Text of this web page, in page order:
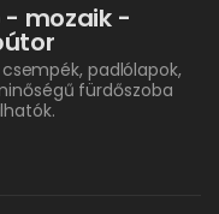
mozaik -
padlólapok,
fürdőszoba